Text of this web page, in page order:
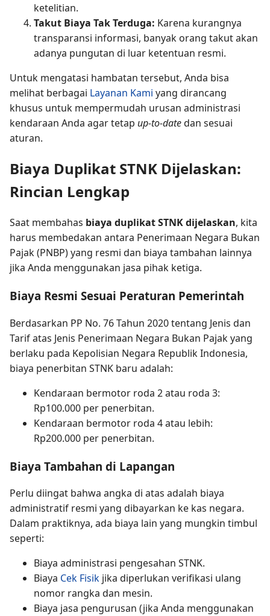
ketelitian.
Takut Biaya Tak Terduga: Karena kurangnya
transparansi informasi, banyak orang takut akan
adanya pungutan di luar ketentuan resmi.
Untuk mengatasi hambatan tersebut, Anda bisa
melihat berbagai Layanan Kami yang dirancang
khusus untuk mempermudah urusan administrasi
kendaraan Anda agar tetap up-to-datedan sesuai
aturan.
Biaya Duplikat STNK Dijelaskan:
Rincian Lengkap
Saat membahas biaya duplikat STNK dijelaskan, kita
harus membedakan antara Penerimaan Negara Bukan
Pajak (PNBP) yang resmi dan biaya tambahan lainnya
jika Anda menggunakan jasa pihak ketiga.
Biaya Resmi Sesuai Peraturan Pemerintah
Berdasarkan PP No. 76 Tahun 2020 tentang Jenis dan
Tarif atas Jenis Penerimaan Negara Bukan Pajak yang
berlaku pada Kepolisian Negara Republik Indonesia,
biaya penerbitan STNK baru adalah:
Kendaraan bermotor roda 2 atau roda 3:
Rp100.000 per penerbitan.
Kendaraan bermotor roda 4 atau lebih:
Rp200.000 per penerbitan.
Biaya Tambahan di Lapangan
Perlu diingat bahwa angka di atas adalah biaya
administratif resmi yang dibayarkan ke kas negara.
Dalam praktiknya, ada biaya lain yang mungkin timbul
seperti:
Biaya administrasi pengesahan STNK.
Biaya Cek Fisik jika diperlukan verifikasi ulang
nomor rangka dan mesin.
Biaya jasa pengurusan (jika Anda menggunakan